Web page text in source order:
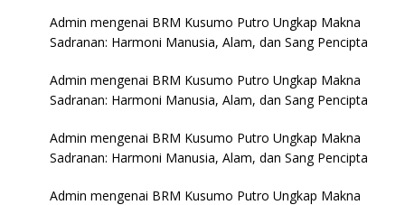
Admin mengenai BRM Kusumo Putro Ungkap Makna
Sadranan: Harmoni Manusia, Alam, dan Sang Pencipta
Admin mengenai BRM Kusumo Putro Ungkap Makna
Sadranan: Harmoni Manusia, Alam, dan Sang Pencipta
Admin mengenai BRM Kusumo Putro Ungkap Makna
Sadranan: Harmoni Manusia, Alam, dan Sang Pencipta
Admin mengenai BRM Kusumo Putro Ungkap Makna